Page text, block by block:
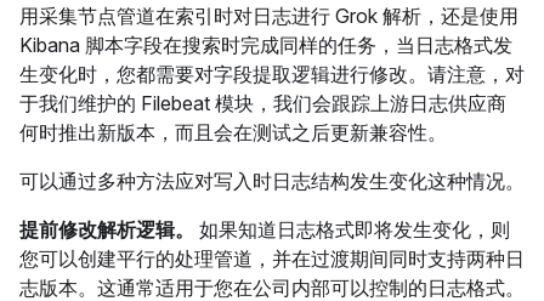
用采集节点管道在索引时对日志进行 Grok 解析，还是使用
Kibana 脚本字段在搜索时完成同样的任务，当日志格式发
生变化时，您都需要对字段提取逻辑进行修改。请注意，对
于我们维护的 Filebeat 模块，我们会跟踪上游日志供应商
何时推出新版本，而且会在测试之后更新兼容性。
可以通过多种方法应对写入时日志结构发生变化这种情况。
提前修改解析逻辑。
如果知道日志格式即将发生变化，则
您可以创建平行的处理管道，并在过渡期间同时支持两种日
志版本。这通常适用于您在公司内部可以控制的日志格式。